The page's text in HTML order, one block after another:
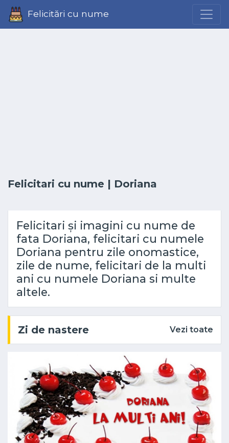
Felicitări cu nume
Felicitari cu nume | Doriana
Felicitari și imagini cu nume de
fata Doriana, felicitari cu numele
Doriana pentru zile onomastice,
zile de nume, felicitari de la multi
ani cu numele Doriana si multe
altele.
Zi de nastere Vezi toate